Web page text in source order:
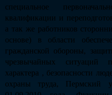
специальное
квалификации и
а так же работников
основе) в области
гражданской обороны,
чрезвычайных ситуаций
характера , безопасности
охраны труда, Пермский